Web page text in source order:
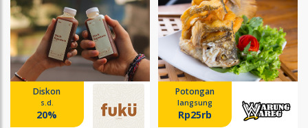
Diskon
s.d.
20%
Potongan
langsung
Rp25rb